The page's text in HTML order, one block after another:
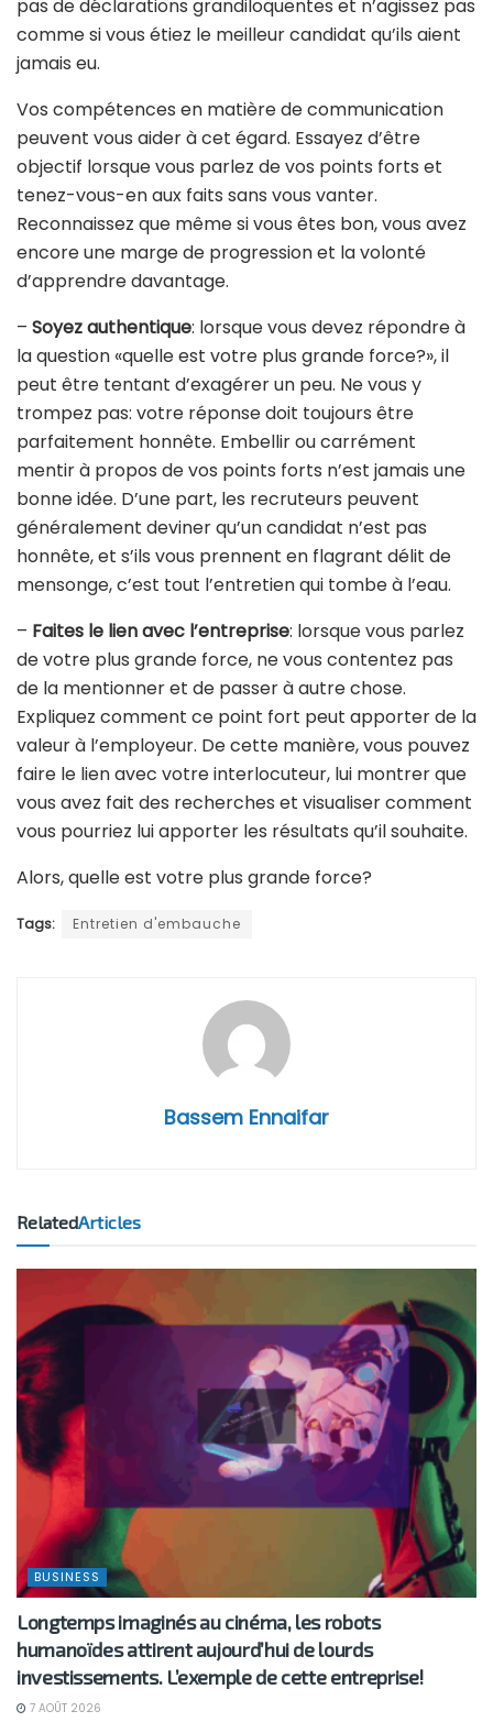
pas de déclarations grandiloquentes et n’agissez pas
comme si vous étiez le meilleur candidat qu’ils aient
jamais eu.
Vos compétences en matière de communication
peuvent vous aider à cet égard. Essayez d’être
objectif lorsque vous parlez de vos points forts et
tenez-vous-en aux faits sans vous vanter.
Reconnaissez que même si vous êtes bon, vous avez
encore une marge de progression et la volonté
d’apprendre davantage.
– Soyez authentique: lorsque vous devez répondre à
la question «quelle est votre plus grande force?», il
peut être tentant d’exagérer un peu. Ne vous y
trompez pas: votre réponse doit toujours être
parfaitement honnête. Embellir ou carrément
mentir à propos de vos points forts n’est jamais une
bonne idée. D’une part, les recruteurs peuvent
généralement deviner qu’un candidat n’est pas
honnête, et s’ils vous prennent en flagrant délit de
mensonge, c’est tout l’entretien qui tombe à l’eau.
– Faites le lien avec l’entreprise: lorsque vous parlez
de votre plus grande force, ne vous contentez pas
de la mentionner et de passer à autre chose.
Expliquez comment ce point fort peut apporter de la
valeur à l’employeur. De cette manière, vous pouvez
faire le lien avec votre interlocuteur, lui montrer que
vous avez fait des recherches et visualiser comment
vous pourriez lui apporter les résultats qu’il souhaite.
Alors, quelle est votre plus grande force?
Tags: Entretien d'embauche
Bassem Ennaifar
RelatedArticles
BUSINESS
Longtemps imaginés au cinéma, les robots
humanoïdes attirent aujourd’hui de lourds
investissements. L’exemple de cette entreprise!
7 AOÛT 2026